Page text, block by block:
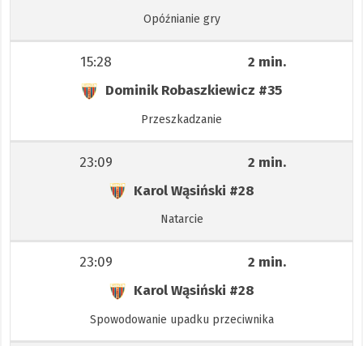
Opóźnianie gry
15:28
2 min.
Dominik Robaszkiewicz #35
Przeszkadzanie
23:09
2 min.
Karol Wąsiński #28
Natarcie
23:09
2 min.
Karol Wąsiński #28
Spowodowanie upadku przeciwnika